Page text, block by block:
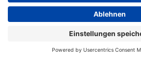
seit 2001 haben wir das
und seither lernt die
agile prinzipien und werte in
mehr lesen >>